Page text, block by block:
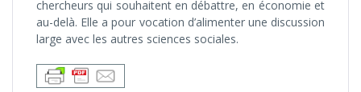
chercheurs qui souhaitent en débattre, en économie et
au-delà. Elle a pour vocation d’alimenter une discussion
large avec les autres sciences sociales.